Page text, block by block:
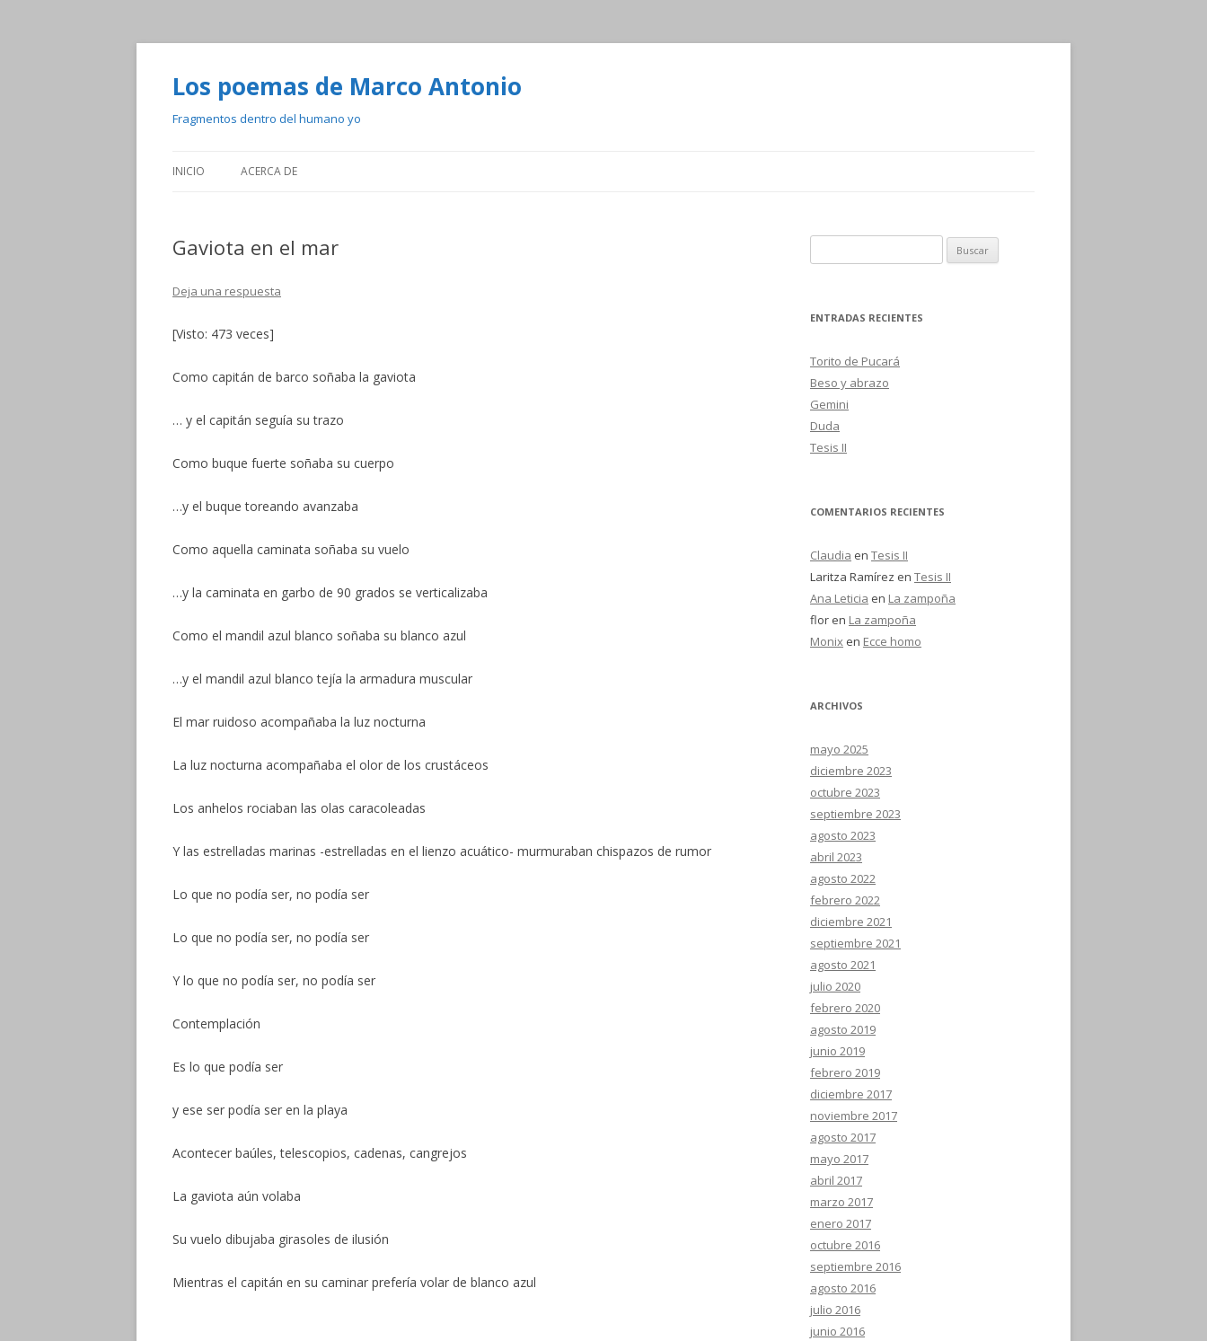
Los poemas de Marco Antonio
Fragmentos dentro del humano yo
INICIO ACERCA DE
Gaviota en el mar
Deja una respuesta
[Visto: 473 veces]
Como capitán de barco soñaba la gaviota
… y el capitán seguía su trazo
Como buque fuerte soñaba su cuerpo
…y el buque toreando avanzaba
Como aquella caminata soñaba su vuelo
…y la caminata en garbo de 90 grados se verticalizaba
Como el mandil azul blanco soñaba su blanco azul
…y el mandil azul blanco tejía la armadura muscular
El mar ruidoso acompañaba la luz nocturna
La luz nocturna acompañaba el olor de los crustáceos
Los anhelos rociaban las olas caracoleadas
Y las estrelladas marinas -estrelladas en el lienzo acuático- murmuraban chispazos de rumor
Lo que no podía ser, no podía ser
Lo que no podía ser, no podía ser
Y lo que no podía ser, no podía ser
Contemplación
Es lo que podía ser
y ese ser podía ser en la playa
Acontecer baúles, telescopios, cadenas, cangrejos
La gaviota aún volaba
Su vuelo dibujaba girasoles de ilusión
Mientras el capitán en su caminar prefería volar de blanco azul
u
c
r
:
ENTRADAS RECIENTES
Torito de Pucará
Beso y abrazo
Gemini
Duda
Tesis II
COMENTARIOS RECIENTES
Claudia en Tesis II
Laritza Ramírez en Tesis II
Ana Leticia en La zampoña
flor en La zampoña
Monix en Ecce homo
ARCHIVOS
mayo 2025
diciembre 2023
octubre 2023
septiembre 2023
agosto 2023
abril 2023
agosto 2022
febrero 2022
diciembre 2021
septiembre 2021
agosto 2021
julio 2020
febrero 2020
agosto 2019
junio 2019
febrero 2019
diciembre 2017
noviembre 2017
agosto 2017
mayo 2017
abril 2017
marzo 2017
enero 2017
octubre 2016
septiembre 2016
agosto 2016
julio 2016
junio 2016